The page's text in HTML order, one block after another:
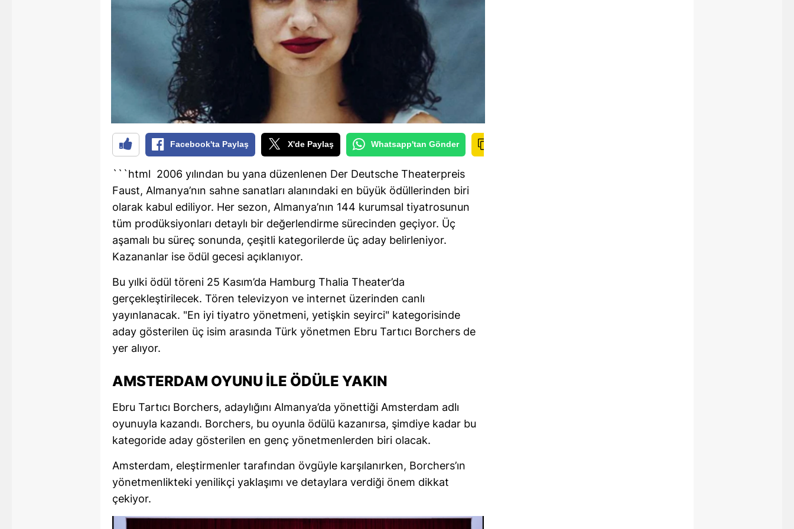
Bilecik
Bingöl
Bitlis
Burdur
Bursa
Çanakkale
Çankırı
Çorum
Denizli
Diyarbakır
Edirne
Elazığ
Erzincan
Eskişehir
Gaziantep
Giresun
Gümüşhane
Hakkari
Isparta
Facebook'ta Paylaş X'de Paylaş Whatsapp'tan Gönder
```html 2006 yılından bu yana düzenlenen Der Deutsche Theaterpreis
Faust, Almanya’nın sahne sanatları alanındaki en büyük ödüllerinden biri
olarak kabul ediliyor. Her sezon, Almanya’nın 144 kurumsal tiyatrosunun
tüm prodüksiyonları detaylı bir değerlendirme sürecinden geçiyor. Üç
aşamalı bu süreç sonunda, çeşitli kategorilerde üç aday belirleniyor.
Kazananlar ise ödül gecesi açıklanıyor.
Bu yılki ödül töreni 25 Kasım’da Hamburg Thalia Theater’da
gerçekleştirilecek. Tören televizyon ve internet üzerinden canlı
yayınlanacak. "En iyi tiyatro yönetmeni, yetişkin seyirci" kategorisinde
aday gösterilen üç isim arasında Türk yönetmen Ebru Tartıcı Borchers de
yer alıyor.
AMSTERDAM OYUNU ILE ÖDÜLE YAKIN
Ebru Tartıcı Borchers, adaylığını Almanya’da yönettiği Amsterdam adlı
oyunuyla kazandı. Borchers, bu oyunla ödülü kazanırsa, şimdiye kadar bu
kategoride aday gösterilen en genç yönetmenlerden biri olacak.
Amsterdam, eleştirmenler tarafından övgüyle karşılanırken, Borchers’ın
yönetmenlikteki yenilikçi yaklaşımı ve detaylara verdiği önem dikkat
çekiyor.